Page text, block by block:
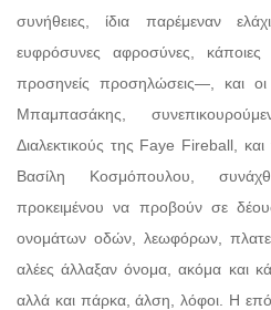
συνήθειες, ίδια παρέμεναν
ευφρόσυνες αφροσύνες, κάποιες
προσηνείς προσηλώσεις—, και
Μπαμπασάκης,
Διαλεκτικούς της Faye Fireball, και
Βασίλη Κοσμόπουλου,
προκειμένου να προβούν σε
ονομάτων οδών, λεωφόρων,
αλέες άλλαξαν όνομα, ακόμα και
αλλά και πάρκα, άλση, λόφοι. Η